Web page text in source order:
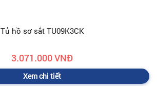
Tủ hồ sơ sắt TU09K3CK
3.071.000 VNĐ
Xem chi tiết